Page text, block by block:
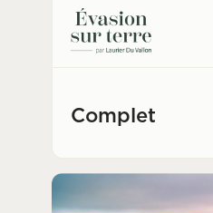
Complet